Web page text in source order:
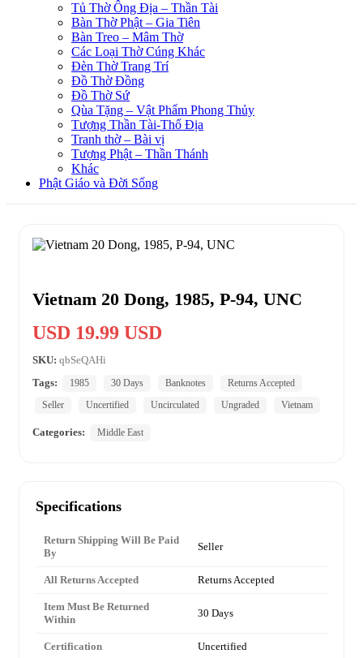
Tủ Thờ Ông Địa – Thần Tài
Bàn Thờ Phật – Gia Tiên
Bàn Treo – Mâm Thờ
Các Loại Thờ Cúng Khác
Đèn Thờ Trang Trí
Đồ Thờ Đồng
Đồ Thờ Sứ
Qùa Tặng – Vật Phẩm Phong Thủy
Tượng Thần Tài-Thổ Địa
Tranh thờ – Bài vị
Tượng Phật – Thần Thánh
Khác
Phật Giáo và Đời Sống
Vietnam 20 Dong, 1985, P-94, UNC
USD 19.99 USD
SKU: qbSeQAHi
Tags:
1985 30 Days Banknotes
Returns Accepted
Seller
Uncertified Uncirculated Ungraded Vietnam
Categories: Middle East
Specifications
Return Shipping Will Be Paid
By
Seller
All Returns Accepted Returns Accepted
Item Must Be Returned
Within
30 Days
Certification Uncertified